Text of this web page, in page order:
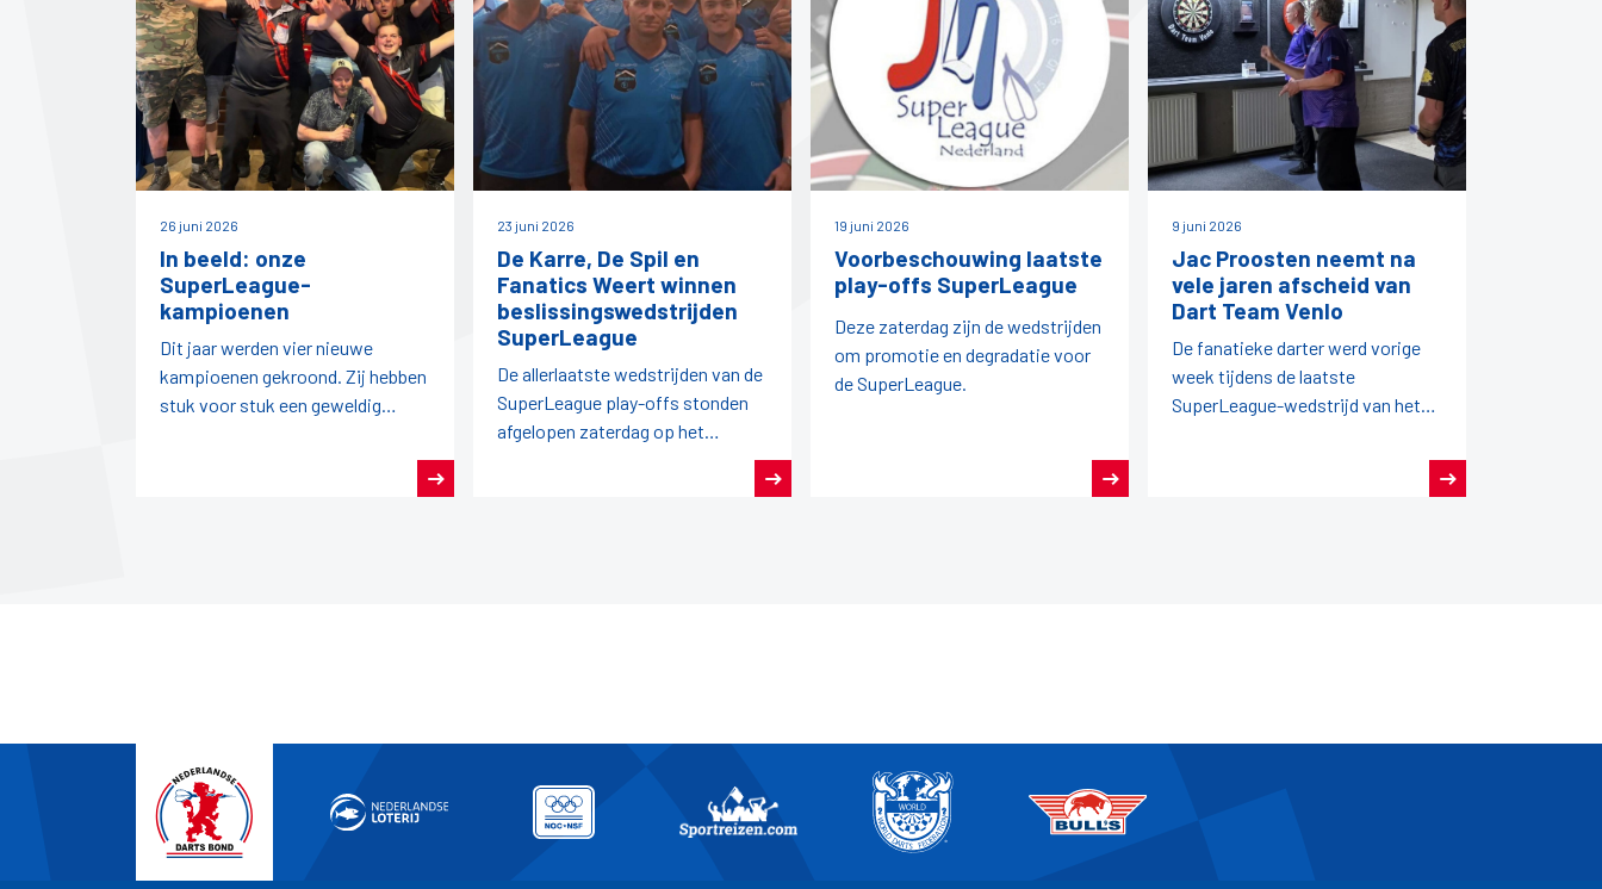
26 juni 2026
In beeld: onze
SuperLeague-
kampioenen
Dit jaar werden vier nieuwe
kampioenen gekroond. Zij hebben
stuk voor stuk een geweldig
23 juni 2026
De Karre, De Spil en
Fanatics Weert winnen
beslissingswedstrijden
SuperLeague
De allerlaatste wedstrijden van de
SuperLeague play-offs stonden
afgelopen zaterdag op het
19 juni 2026
Voorbeschouwing laatste
play-offs SuperLeague
Deze zaterdag zijn de wedstrijden
om promotie en degradatie voor
de SuperLeague.
9 juni 2026
Jac Proosten neemt na
vele jaren afscheid van
Dart Team Venlo
De fanatieke darter werd vorige
week tijdens de laatste
SuperLeague-wedstrijd van het